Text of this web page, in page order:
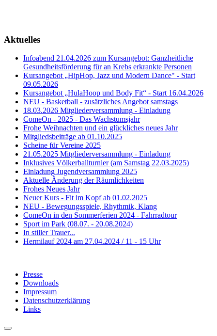
Aktuelles
Infoabend 21.04.2026 zum Kursangebot: Ganzheitliche
Gesundheitsförderung für an Krebs erkrankte Personen
Kursangebot „HipHop, Jazz und Modern Dance" - Start
09.05.2026
Kursangebot „HulaHoop und Body Fit“ - Start 16.04.2026
NEU - Basketball - zusätzliches Angebot samstags
18.03.2026 Mitgliederversammlung - Einladung
ComeOn - 2025 - Das Wachstumsjahr
Frohe Weihnachten und ein glückliches neues Jahr
Mitgliedsbeiträge ab 01.10.2025
Scheine für Vereine 2025
21.05.2025 Mitgliederversammlung - Einladung
Inklusives Völkerballturnier (am Samstag 22.03.2025)
Einladung Jugendversammlung 2025
Aktuelle Änderung der Räumlichkeiten
Frohes Neues Jahr
Neuer Kurs - Fit im Kopf ab 01.02.2025
NEU - Bewegungsspiele, Rhythmik, Klang
ComeOn in den Sommerferien 2024 - Fahrradtour
Sport im Park (08.07. - 20.08.2024)
In stiller Trauer...
Hermilauf 2024 am 27.04.2024 / 11 - 15 Uhr
Presse
Downloads
Impressum
Datenschutzerklärung
Links